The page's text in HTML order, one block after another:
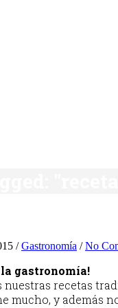
/Gastronomía /No
gastronomía!
nuestras recetas
mucho, y además